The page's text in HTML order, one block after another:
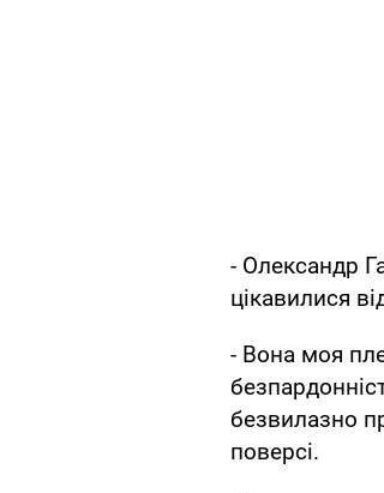
- Олександр
цікавилися
- Вона моя
безвилазно
поверсі.